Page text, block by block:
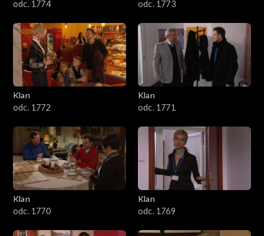
odc. 1774 odc. 1773
Klan
odc. 1772
Klan
odc. 1771
Klan
odc. 1770
Klan
odc. 1769